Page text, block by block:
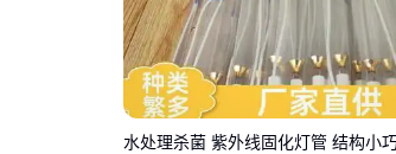
水处理杀菌 紫外线固化灯管 结构小